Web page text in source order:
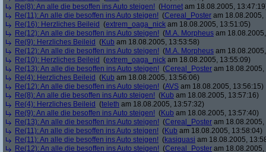
Re(8): An alle die besoffen ins Auto steigen! (Hornet am 18.08.2005,
Re(11): An alle die besoffen ins Auto steigen! (Cereal_Poster am 18.08.2005,
Re(16): Herzliches Beileid (extrem_oaga_nick am 18.08.2005, 13:51:05)
Re(12): An alle die besoffen ins Auto steigen! (M.A. Morpheus am
Re(9): Herzliches Beileid (Kub am 18.08.2005, 13:53:58)
Re(12): An alle die besoffen ins Auto steigen! (M.A. Morpheus am
Re(10): Herzliches Beileid (extrem_oaga_nick am 18.08.2005, 13:55:09)
Re(13): An alle die besoffen ins Auto steigen! (Cereal_Poster am
Re(4): Herzliches Beileid (Kub am 18.08.2005, 13:56:06)
Re(12): An alle die besoffen ins Auto steigen! (AVS am 18.08.2005, 13:56:15)
Re(8): An alle die besoffen ins Auto steigen! (Kub am 18.08.2005, 13:57:16)
Re(4): Herzliches Beileid (teleth am 18.08.2005, 13:57:32)
Re(9): An alle die besoffen ins Auto steigen! (Kub am 18.08.2005, 13:57:40)
Re(13): An alle die besoffen ins Auto steigen! (Cereal_Poster am
Re(11): An alle die besoffen ins Auto steigen! (Kub am 18.08.2005, 13:58:04)
Re(11): An alle die besoffen ins Auto steigen! (kasiquasi am 18.08.2005,
Re(12): An alle die besoffen ins Auto steigen! (Cereal_Poster am